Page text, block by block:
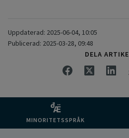
Uppdaterad: 2025-06-04, 10:05
Publicerad: 2025-03-28, 09:48
DELA
MINORITETSSPRÅK